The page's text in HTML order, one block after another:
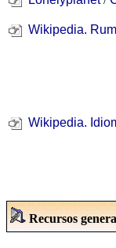
Wikipedia.
Wikipedia.
Recursos